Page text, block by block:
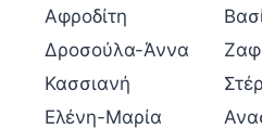
Αφροδίτη
Δροσούλα-Άννα
Κασσιανή
Ελένη-Μαρία